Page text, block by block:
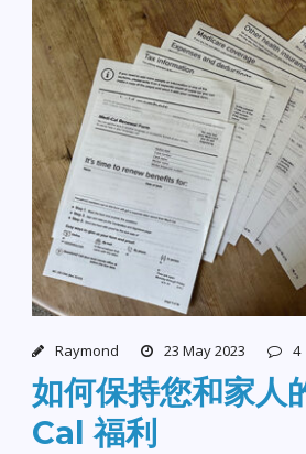
Raymond 23 May 2023 4
如何保持您和家
Cal 福利